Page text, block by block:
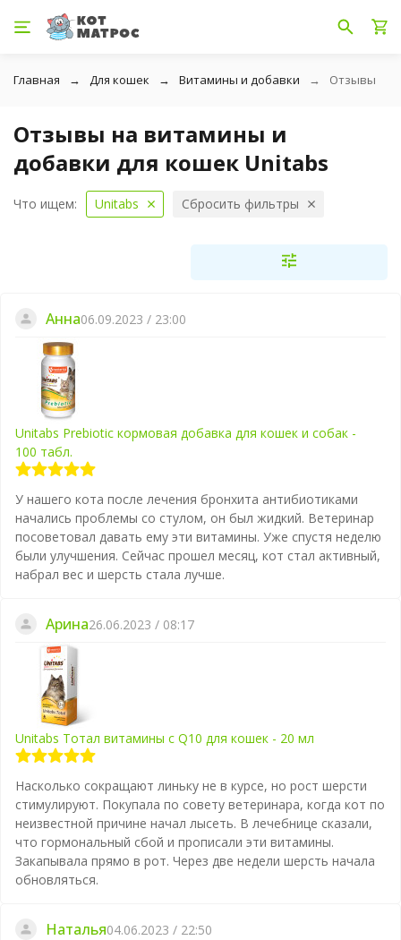
Главная Для кошек Витамины и добавки Отзывы
Отзывы на витамины и
добавки для кошек Unitabs
Что ищем: Unitabs Сбросить фильтры
Анна06.09.2023 / 23:00
Unitabs Prebiotic кормовая добавка для кошек и собак -
100 табл.
У нашего кота после лечения бронхита антибиотиками
начались проблемы со стулом, он был жидкий. Ветеринар
посоветовал давать ему эти витамины. Уже спустя неделю
были улучшения. Сейчас прошел месяц, кот стал активный,
набрал вес и шерсть стала лучше.
Арина26.06.2023 / 08:17
Unitabs Тотал витамины с Q10 для кошек - 20 мл
Насколько сокращают линьку не в курсе, но рост шерсти
стимулируют. Покупала по совету ветеринара, когда кот по
неизвестной причине начал лысеть. В лечебнице сказали,
что гормональный сбой и прописали эти витамины.
Закапывала прямо в рот. Через две недели шерсть начала
обновляться.
Наталья04.06.2023 / 22:50